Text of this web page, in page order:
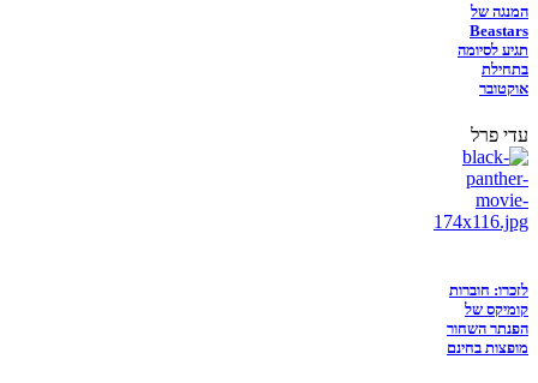
המנגה של
Beastars
תגיע לסיומה
בתחילת
אוקטובר
עדי פרל
לזכרו: חוברות
קומיקס של
הפנתר השחור
מופצות בחינם